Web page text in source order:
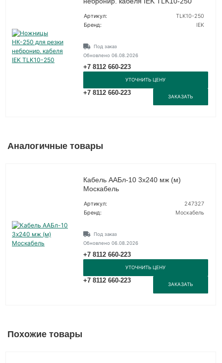
Артикул:
TLK10-250
Бренд:
IEK
Под заказ
Обновлено 06.08.2026
+7 8112 660-223
УТОЧНИТЬ ЦЕНУ
+7 8112 660-223
ЗАКАЗАТЬ
Аналогичные товары
Кабель ААБл-10 3х240 мж (м)
Москабель
Артикул:
247327
Бренд:
Москабель
Под заказ
Обновлено 06.08.2026
+7 8112 660-223
УТОЧНИТЬ ЦЕНУ
+7 8112 660-223
ЗАКАЗАТЬ
Похожие товары